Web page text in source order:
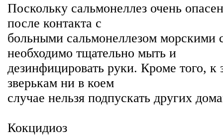
Поскольку сальмонеллез очень
после контакта с
больными сальмонеллезом морскими
необходимо тщательно мыть и
дезинфицировать руки. Кроме того, к
зверькам ни в коем
случае нельзя подпускать других
Кокцидиоз